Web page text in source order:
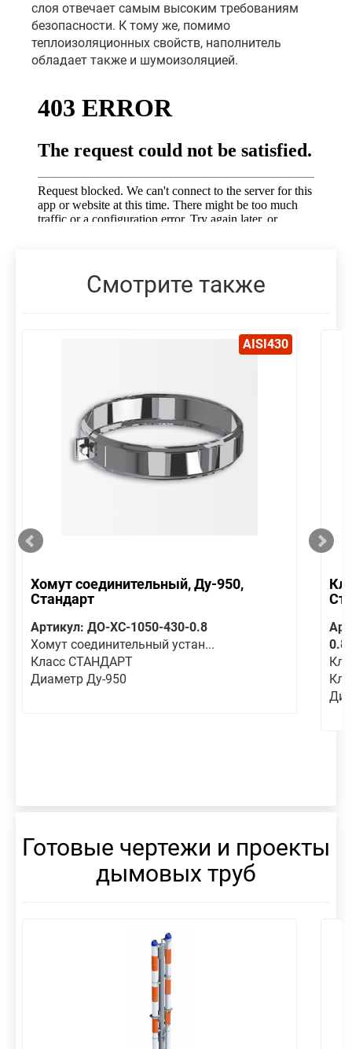
слоя отвечает самым высоким требованиям
безопасности. К тому же, помимо
теплоизоляционных свойств, наполнитель
обладает также и шумоизоляцией.
Смотрите также
AISI430
Хомут соединительный, Ду-950,
Стандарт
Артикул: ДО-ХС-1050-430-0.8
Хомут соединительный устан...
Класс СТАНДАРТ
Диаметр Ду-950
Готовые чертежи и проекты
дымовых труб